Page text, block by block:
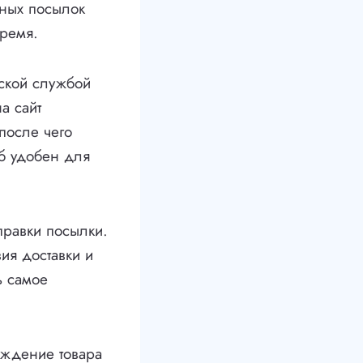
посылок
службой
сайт
чего
удобен для
посылки.
доставки и
самое
товара